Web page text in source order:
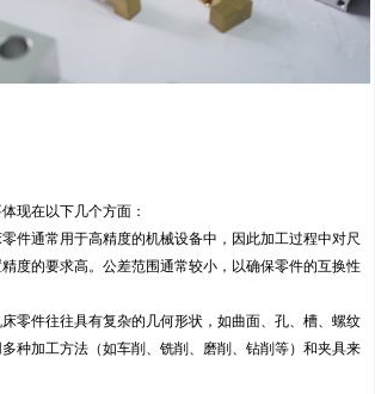
现在以下几个方面：
件通常用于高精度的机械设备中，因此加工过程中对尺
度的要求高。公差范围通常较小，以确保零件的互换性
零件往往具有复杂的几何形状，如曲面、孔、槽、螺纹
种加工方法（如车削、铣削、磨削、钻削等）和夹具来